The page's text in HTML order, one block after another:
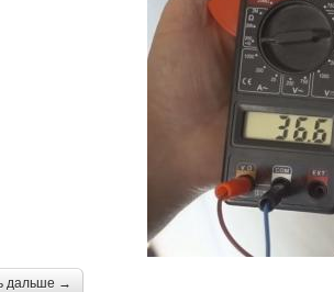
дальше →